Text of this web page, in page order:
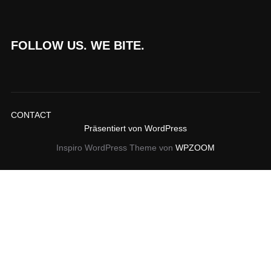
FOLLOW US. WE BITE.
CONTACT
Präsentiert von WordPress
Inspiro WordPress Theme von WPZOOM